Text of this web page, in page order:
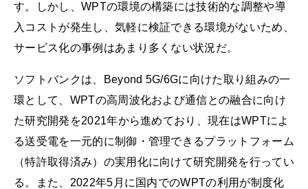
す。しかし、WPTの環境の構築には技術的な調整や導
入コストが発生し、気軽に検証できる環境がないため、
サービス化の事例はあまり多くない状況だ。
ソフトバンクは、Beyond 5G/6Gに向けた取り組みの一
環として、WPTの高周波化および通信との融合に向け
た研究開発を2021年から進めており、現在はWPTによ
る送受電を一元的に制御・管理できるプラットフォーム
（特許取得済み）の実用化に向けて研究開発を行ってい
る。また、2022年5月に国内でのWPTの利用が制度化